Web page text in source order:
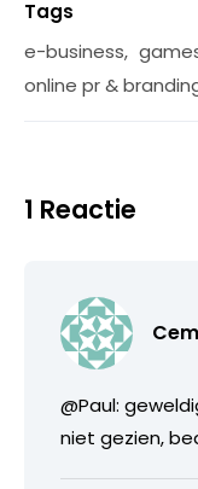
Tags
e-business,
online pr &
1 Reactie
@Paul:
niet gezien,